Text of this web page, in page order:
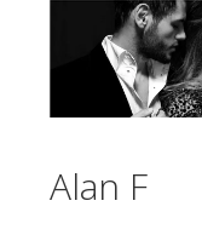
Alan F